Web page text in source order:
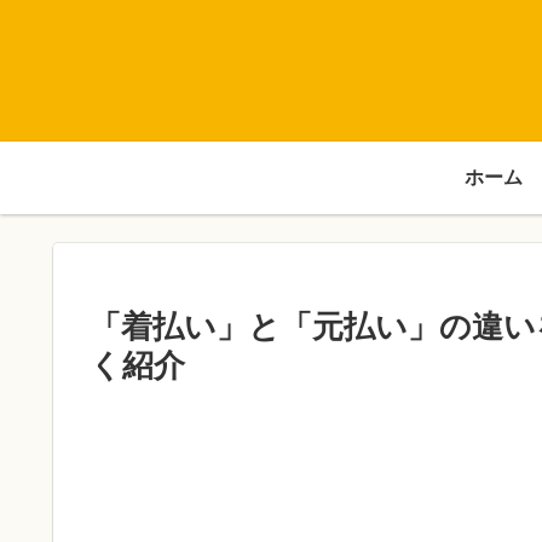
ホーム
「着払い」と「元払い」の違
く紹介